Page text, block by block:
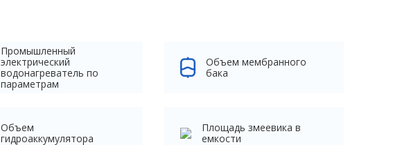
Промышленный
электрический
водонагреватель по
параметрам
Объем мембранного
бака
Объем
гидроаккумулятора
Площадь змеевика в
емкости